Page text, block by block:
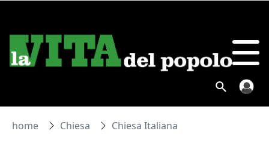
home Chiesa Chiesa Italiana